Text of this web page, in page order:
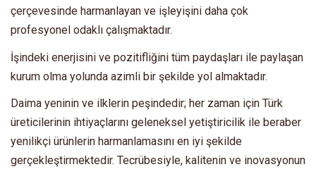
çerçevesinde harmanlayan ve işleyişini daha çok
profesyonel odaklı çalışmaktadır.
İşindeki enerjisini ve pozitifliğini tüm paydaşları ile paylaşan
kurum olma yolunda azimli bir şekilde yol almaktadır.
Daima yeninin ve ilklerin peşindedir; her zaman için Türk
üreticilerinin ihtiyaçlarını geleneksel yetiştiricilik ile beraber
yenilikçi ürünlerin harmanlamasını en iyi şekilde
gerçekleştirmektedir. Tecrübesiyle, kalitenin ve inovasyonun